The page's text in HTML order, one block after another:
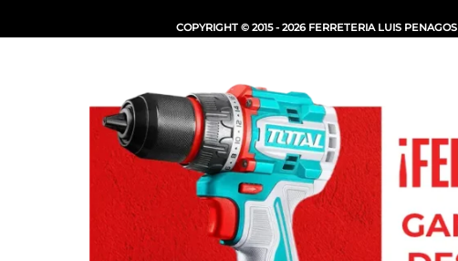
COPYRIGHT © 2015 - 2026 FERRETERIA LUIS PENAGOS